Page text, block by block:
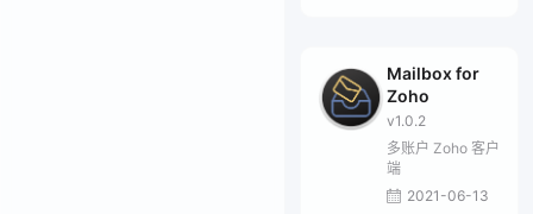
Mailbox for
Zoho
v1.0.2
多账户 Zoho 客户
端
2021-06-13